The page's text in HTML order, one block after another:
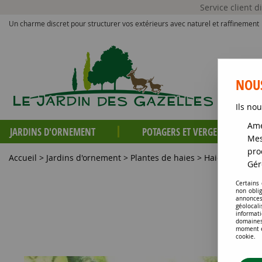
Service client
Un charme discret pour structurer vos extérieurs avec naturel et raffinement
JARDINS D'ORNEMENT POTAGERS ET VERGERS
Accueil > Jardins d'ornement > Plantes de haies > Haies
Ils
Certains
non
moment
cookie.